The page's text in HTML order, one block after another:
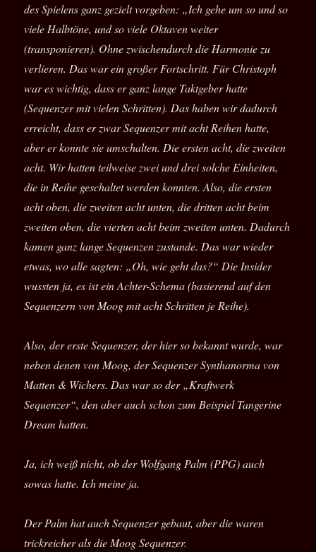
des Spielens ganz gezielt vorgeben: „Ich gehe um so und so
viele Halbtöne, und so viele Oktaven weiter
(transponieren). Ohne zwischendurch die Harmonie zu
verlieren. Das war ein großer Fortschritt. Für Christoph
war es wichtig, dass er ganz lange Taktgeber hatte
(Sequenzer mit vielen Schritten). Das haben wir dadurch
erreicht, dass er zwar Sequenzer mit acht Reihen hatte,
aber er konnte sie umschalten. Die ersten acht, die zweiten
acht. Wir hatten teilweise zwei und drei solche Einheiten,
die in Reihe geschaltet werden konnten. Also, die ersten
acht oben, die zweiten acht unten, die dritten acht beim
zweiten oben, die vierten acht beim zweiten unten. Dadurch
kamen ganz lange Sequenzen zustande. Das war wieder
etwas, wo alle sagten: „Oh, wie geht das?“ Die Insider
wussten ja, es ist ein Achter-Schema (basierend auf den
Sequenzern von Moog mit acht Schritten je Reihe).
Also, der erste Sequenzer, der hier so bekannt wurde, war
neben denen von Moog, der Sequenzer Synthanorma von
Matten & Wichers. Das war so der „Kraftwerk
Sequenzer“, den aber auch schon zum Beispiel Tangerine
Dream hatten.
Ja, ich weiß nicht, ob der Wolfgang Palm (PPG) auch
sowas hatte. Ich meine ja.
Der Palm hat auch Sequenzer gebaut, aber die waren
trickreicher als die Moog Sequenzer.